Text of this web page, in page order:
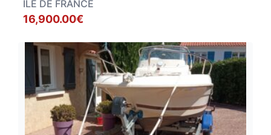
ILE DE FRANCE
16,900.00€